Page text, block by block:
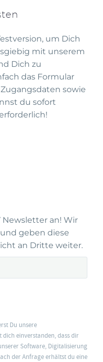
Newsletter an! Wir
geben diese
an Dritte weiter.
Du unsere
dich einverstanden, dass dir
Software, Digitalisierung
der Anfrage erhältst du eine
um Dich
mit unserem
Dich zu
das Formular
sowie
du sofort